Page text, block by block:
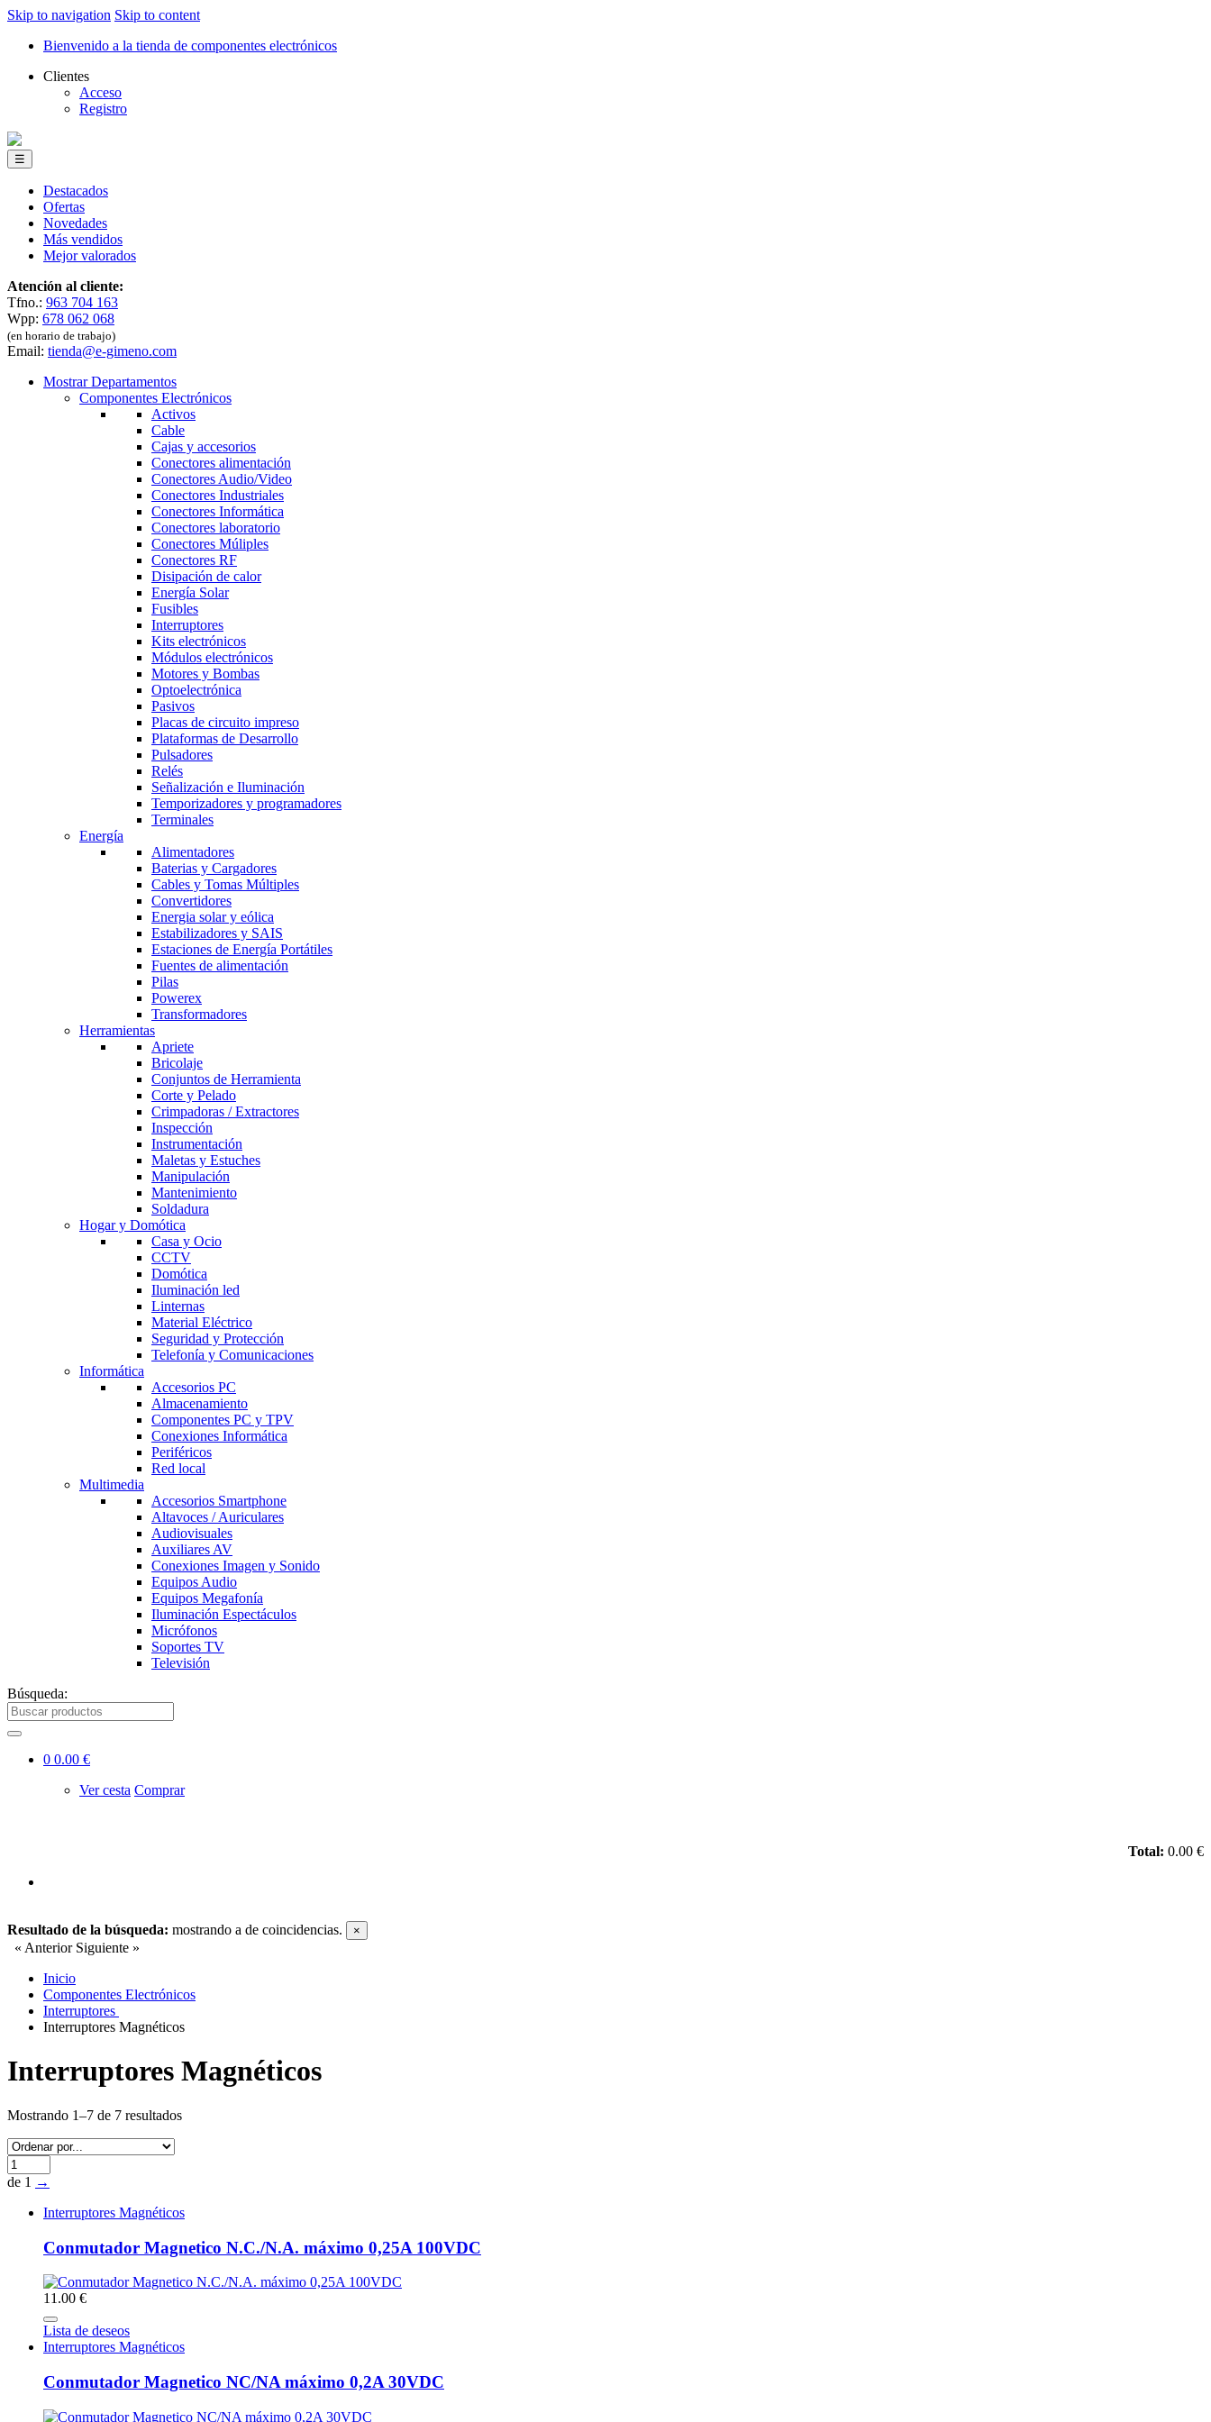
Skip to navigation Skip to content
Bienvenido a la tienda de componentes electrónicos
Clientes
Acceso
Registro
☰
Destacados
Ofertas
Novedades
Más vendidos
Mejor valorados
Atención al cliente:
Tfno.: 963 704 163
Wpp: 678 062 068
(en horario de trabajo)
Email: tienda@e-gimeno.com
Mostrar Departamentos
Componentes Electrónicos
Activos
Cable
Cajas y accesorios
Conectores alimentación
Conectores Audio/Video
Conectores Industriales
Conectores Informática
Conectores laboratorio
Conectores Múliples
Conectores RF
Disipación de calor
Energía Solar
Fusibles
Interruptores
Kits electrónicos
Módulos electrónicos
Motores y Bombas
Optoelectrónica
Pasivos
Placas de circuito impreso
Plataformas de Desarrollo
Pulsadores
Relés
Señalización e Iluminación
Temporizadores y programadores
Terminales
Energía
Alimentadores
Baterias y Cargadores
Cables y Tomas Múltiples
Convertidores
Energia solar y eólica
Estabilizadores y SAIS
Estaciones de Energía Portátiles
Fuentes de alimentación
Pilas
Powerex
Transformadores
Herramientas
Apriete
Bricolaje
Conjuntos de Herramienta
Corte y Pelado
Crimpadoras / Extractores
Inspección
Instrumentación
Maletas y Estuches
Manipulación
Mantenimiento
Soldadura
Hogar y Domótica
Casa y Ocio
CCTV
Domótica
Iluminación led
Linternas
Material Eléctrico
Seguridad y Protección
Telefonía y Comunicaciones
Informática
Accesorios PC
Almacenamiento
Componentes PC y TPV
Conexiones Informática
Periféricos
Red local
Multimedia
Accesorios Smartphone
Altavoces / Auriculares
Audiovisuales
Auxiliares AV
Conexiones Imagen y Sonido
Equipos Audio
Equipos Megafonía
Iluminación Espectáculos
Micrófonos
Soportes TV
Televisión
Búsqueda:
0 0.00 €
Ver cesta Comprar
Total: 0.00 €
Resultado de la búsqueda: mostrando a de coincidencias. ×
« Anterior Siguiente »
Inicio
Componentes Electrónicos
Interruptores
Interruptores Magnéticos
Interruptores Magnéticos
Mostrando 1–7 de 7 resultados
de 1 →
Interruptores Magnéticos
Conmutador Magnetico N.C./N.A. máximo 0,25A 100VDC
11.00 €
Lista de deseos
Interruptores Magnéticos
Conmutador Magnetico NC/NA máximo 0,2A 30VDC